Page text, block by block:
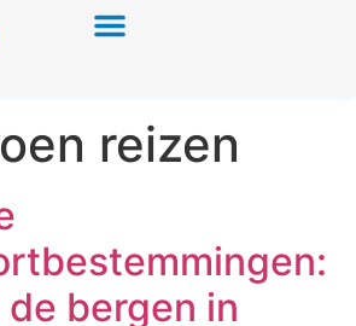
reizen
bergen in